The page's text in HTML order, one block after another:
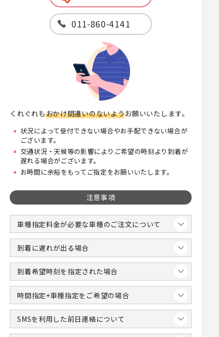
011-860-4141
くれぐれもおかけ間違いのないようお願いいたします。
状況によって受付できない場合やお手配できない場合が
ございます。
交通状況・天候等の影響によりご希望の時刻より到着が
遅れる場合がございます。
お時間に余裕をもってご指定をお願いいたします。
注意事項
車種指定料金が必要な車種のご注文について
到着に遅れが出る場合
到着希望時刻を指定された場合
時間指定+車種指定をご希望の場合
SMSを利用した前日連絡について